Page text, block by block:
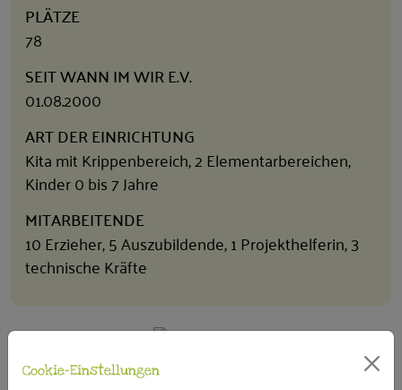
PLÄTZE
78
SEIT WANN IM WIR E.V.
01.08.2000
ART DER EINRICHTUNG
Kita mit Krippenbereich, 2 Elementarbereichen,
Kinder 0 bis 7 Jahre
MITARBEITENDE
10 Erzieher, 5 Auszubildende, 1 Projekthelferin, 3
technische Kräfte
Cookie-Einstellungen